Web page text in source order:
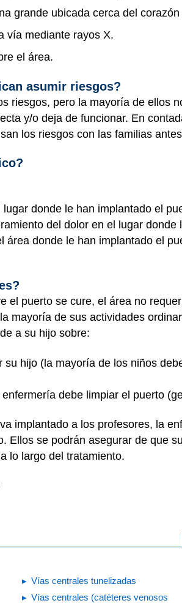
grande ubicada cerca del
vía mediante rayos X.
el área.
asumir riesgos?
riesgos, pero la mayoría de ellos
y/o deja de funcionar. En
los riesgos con las familias
donde le han implantado el
del dolor en el lugar donde
área donde le han implantado el
el puerto se cure, el área no
mayoría de sus actividades
a su hijo sobre:
hijo (la mayoría de los niños
debe limpiar el puerto
implantado a los profesores, la
Ellos se podrán asegurar de que
lo largo del tratamiento.
Vías centrales tunelizadas
Vías centrales (catéteres venosos